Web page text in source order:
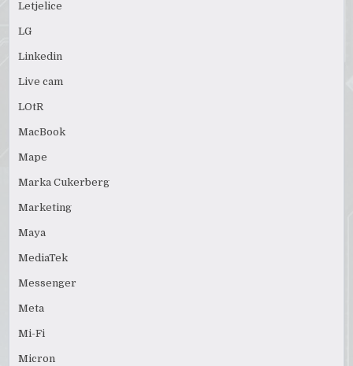
Letjelice
LG
Linkedin
Live cam
LOtR
MacBook
Mape
Marka Cukerberg
Marketing
Maya
MediaTek
Messenger
Meta
Mi-Fi
Micron